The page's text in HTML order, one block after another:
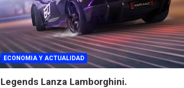
ECONOMIA Y ACTUALIDAD
Legends Lanza Lamborghini.